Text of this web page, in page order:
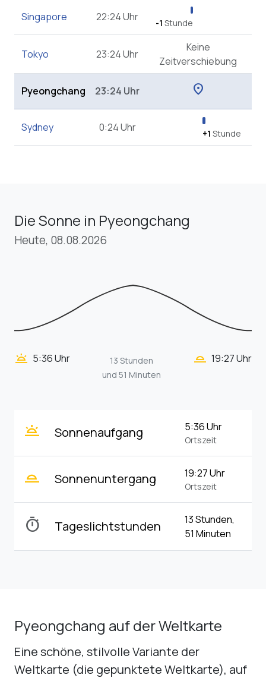
Singapore 22:24 Uhr -1 Stunde
Tokyo 23:24 Uhr
Keine
Zeitverschiebung
Pyeongchang 23:24 Uhr location_on
Sydney 0:24 Uhr +1 Stunde
Die Sonne in Pyeongchang
Heute, 08.08.2026
wb_twilight 5:36 Uhr
13 Stunden
und 51 Minuten
wb_twilight_2 19:27 Uhr
wb_twilight Sonnenaufgang 5:36 Uhr
Ortszeit
wb_twilight_2 Sonnenuntergang 19:27 Uhr
Ortszeit
timer Tageslichtstunden
13 Stunden,
51 Minuten
Pyeongchang auf der Weltkarte
Eine schöne, stilvolle Variante der
Weltkarte (die gepunktete Weltkarte), auf